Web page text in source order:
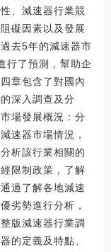
、減速器行業競
礙因素以及發展
去5年的減速器市
行了預測，幫助企
章包含了對國內
深入調查及分
場發展概況：分
速器市場情況，
析該行業相關的
限制政策，了解
過了解各地減速
劣勢進行分析，
版減速器行業調
的定義及特點、